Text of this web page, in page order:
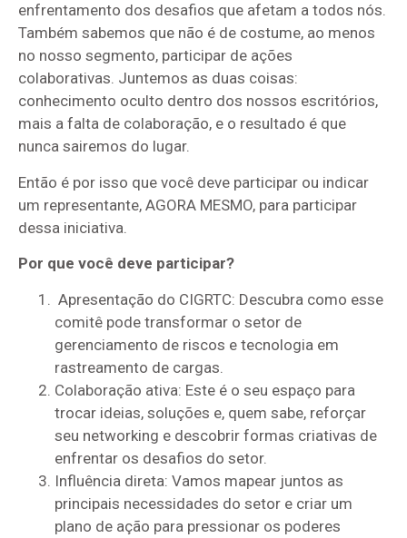
enfrentamento dos desafios que afetam a todos nós.
Também sabemos que não é de costume, ao menos
no nosso segmento, participar de ações
colaborativas. Juntemos as duas coisas:
conhecimento oculto dentro dos nossos escritórios,
mais a falta de colaboração, e o resultado é que
nunca sairemos do lugar.
Então é por isso que você deve participar ou indicar
um representante, AGORA MESMO, para participar
dessa iniciativa.
Por que você deve participar?
Apresentação do CIGRTC: Descubra como esse
comitê pode transformar o setor de
gerenciamento de riscos e tecnologia em
rastreamento de cargas.
Colaboração ativa: Este é o seu espaço para
trocar ideias, soluções e, quem sabe, reforçar
seu networking e descobrir formas criativas de
enfrentar os desafios do setor.
Influência direta: Vamos mapear juntos as
principais necessidades do setor e criar um
plano de ação para pressionar os poderes